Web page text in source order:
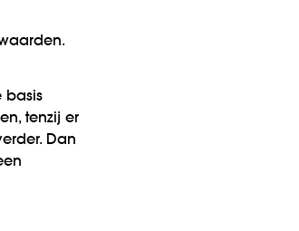
basis
tenzij er
Dan